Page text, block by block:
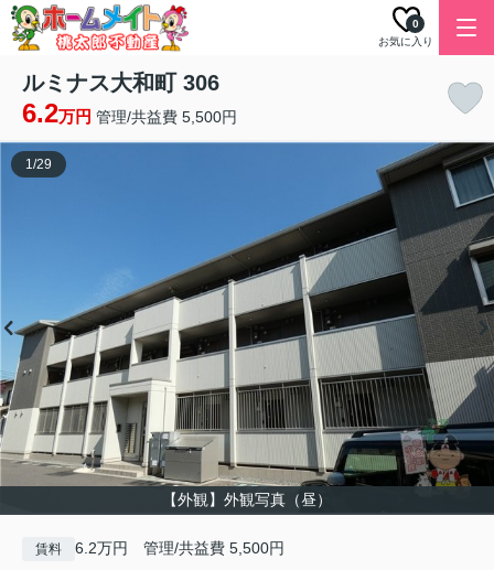
お気に入り
0
ルミナス大和町 306
6.2万円 管理/共益費 5,500円
【外観】外観写真（昼）
1/29
賃料 6.2万円 管理/共益費 5,500円